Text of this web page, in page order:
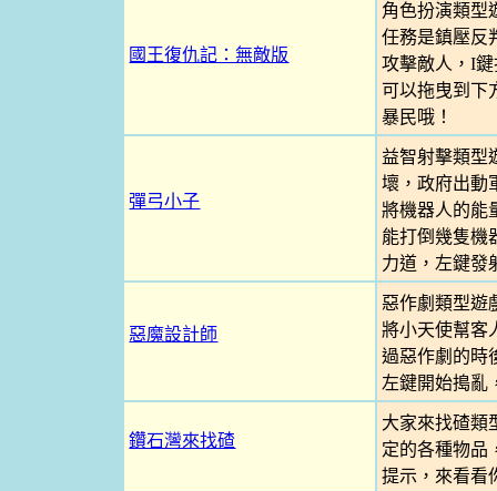
國王復仇記：無敵版
角色扮演類型
任務是鎮壓反
攻擊敵人，I
可以拖曳到下
暴民哦！
彈弓小子
益智射擊類型
壞，政府出動
將機器人的能
能打倒幾隻機
力道，左鍵發
惡魔設計師
惡作劇類型遊
將小天使幫客
過惡作劇的時
左鍵開始搗亂
鑽石灣來找碴
大家來找碴類
定的各種物品
提示，來看看